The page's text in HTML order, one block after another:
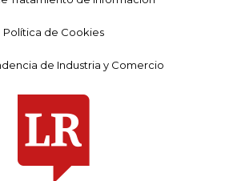
Política de Cookies
de Industria y Comercio